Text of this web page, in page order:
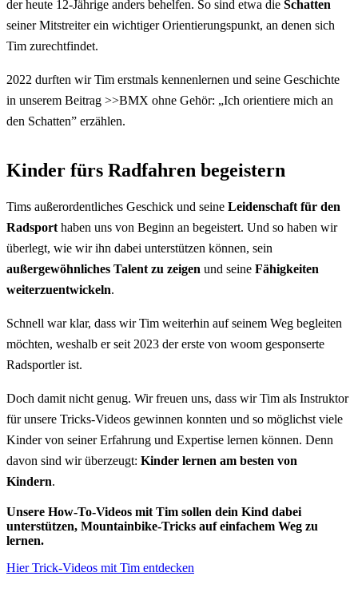
der heute 12-Jährige anders behelfen. So sind etwa die Schatten
seiner Mitstreiter ein wichtiger Orientierungspunkt, an denen sich
Tim zurechtfindet.
2022 durften wir Tim erstmals kennenlernen und seine Geschichte
in unserem Beitrag >>BMX ohne Gehör: „Ich orientiere mich an
den Schatten” erzählen.
Kinder fürs Radfahren begeistern
Tims außerordentliches Geschick und seine Leidenschaft für den
Radsport haben uns von Beginn an begeistert. Und so haben wir
überlegt, wie wir ihn dabei unterstützen können, sein
außergewöhnliches Talent zu zeigen und seine Fähigkeiten
weiterzuentwickeln.
Schnell war klar, dass wir Tim weiterhin auf seinem Weg begleiten
möchten, weshalb er seit 2023 der erste von woom gesponserte
Radsportler ist.
Doch damit nicht genug. Wir freuen uns, dass wir Tim als Instruktor
für unsere Tricks-Videos gewinnen konnten und so möglichst viele
Kinder von seiner Erfahrung und Expertise lernen können. Denn
davon sind wir überzeugt: Kinder lernen am besten von
Kindern.
Unsere How-To-Videos mit Tim sollen dein Kind dabei
unterstützen, Mountainbike-Tricks auf einfachem Weg zu
lernen.
Hier Trick-Videos mit Tim entdecken